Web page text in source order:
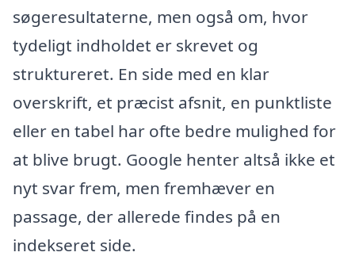
søgeresultaterne, men også om, hvor
tydeligt indholdet er skrevet og
struktureret. En side med en klar
overskrift, et præcist afsnit, en punktliste
eller en tabel har ofte bedre mulighed for
at blive brugt. Google henter altså ikke et
nyt svar frem, men fremhæver en
passage, der allerede findes på en
indekseret side.